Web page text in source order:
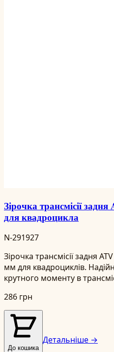
Зірочка трансмісії
для квадроцикла
N-291927
Зірочка трансмісії задня
мм для квадроциклів.
крутного моменту в
286 грн
До кошика
Детальніше →